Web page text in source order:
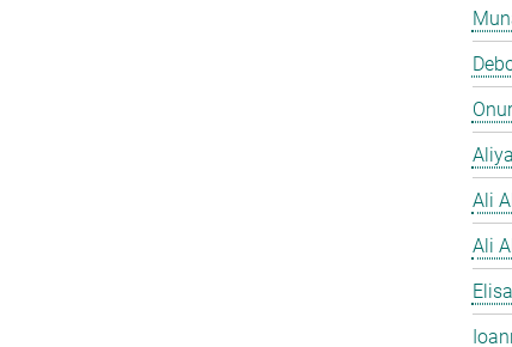
Ali
Ali